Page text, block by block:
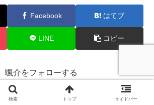
Facebook はてブ
LINE コピー
颯介をフォローする
検索 トップ サイドバー